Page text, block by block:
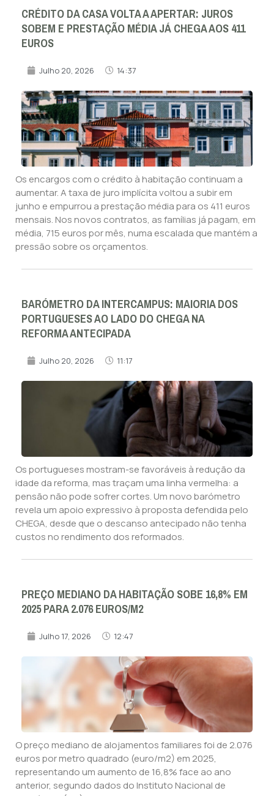
CRÉDITO DA CASA VOLTA A APERTAR: JUROS
SOBEM E PRESTAÇÃO MÉDIA JÁ CHEGA AOS 411
EUROS
Julho 20, 2026 14:37
Os encargos com o crédito à habitação continuam a
aumentar. A taxa de juro implícita voltou a subir em
junho e empurrou a prestação média para os 411 euros
mensais. Nos novos contratos, as famílias já pagam, em
média, 715 euros por mês, numa escalada que mantém a
pressão sobre os orçamentos.
BARÓMETRO DA INTERCAMPUS: MAIORIA DOS
PORTUGUESES AO LADO DO CHEGA NA
REFORMA ANTECIPADA
Julho 20, 2026 11:17
Os portugueses mostram-se favoráveis à redução da
idade da reforma, mas traçam uma linha vermelha: a
pensão não pode sofrer cortes. Um novo barómetro
revela um apoio expressivo à proposta defendida pelo
CHEGA, desde que o descanso antecipado não tenha
custos no rendimento dos reformados.
PREÇO MEDIANO DA HABITAÇÃO SOBE 16,8% EM
2025 PARA 2.076 EUROS/M2
Julho 17, 2026 12:47
O preço mediano de alojamentos familiares foi de 2.076
euros por metro quadrado (euro/m2) em 2025,
representando um aumento de 16,8% face ao ano
anterior, segundo dados do Instituto Nacional de